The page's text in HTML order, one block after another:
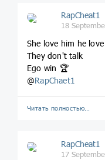
RapCheat1
18
She love him he
They don't talk
Ego win 🏆
@RapChaet1
Читать полностью…
RapCheat1
17